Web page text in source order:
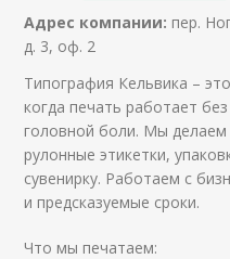
Адрес компании: пер.
д. 3, оф. 2
Типография Кельвика – это
когда печать работает без
головной боли. Мы делаем
рулонные этикетки,
сувенирку. Работаем с
и предсказуемые сроки.
Что мы печатаем: